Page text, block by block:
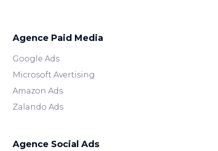
Agence Paid Media
Google Ads
Microsoft Avertising
Amazon Ads
Zalando Ads
Agence Social Ads